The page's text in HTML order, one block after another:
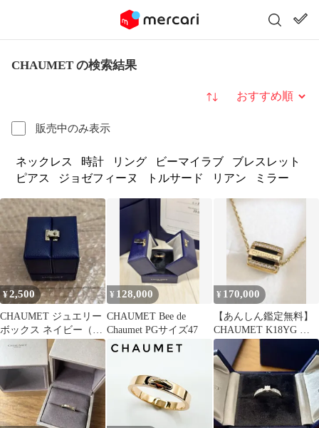
CHAUMET の検索結果
販売中のみ表示
並び替え
ネックレス 時計 リング ビーマイラブ
ブレスレット
ピアス
ジョゼフィーヌ トルサード リアン ミラー
¥2,500
CHAUMET ジュエリー
ボックス ネイビー（外
箱なし）
¥ 128,000
CHAUMET Bee de
Chaumet PGサイズ47
¥ 170,000
【あんしん鑑定無料】
CHAUMET K18YG ク
ラスワン ネックレス ダ
イヤ